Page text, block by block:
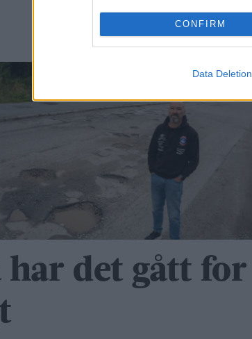
CONFIRM
Data Deletion
har det gått for